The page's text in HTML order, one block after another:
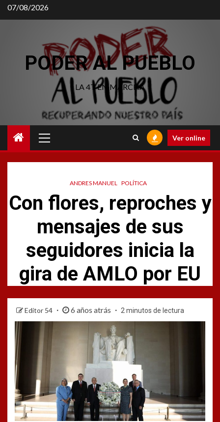
Saltar
al
07/08/2026
PODER AL PUEBLO
LA 4T EN MARCHA
principal
Ver online
ANDRES MANUEL POLÍTICA
Con flores, reproches y
mensajes de sus
seguidores inicia la
gira de AMLO por EU
Editor 54 6 años atrás 2 minutos de lectura